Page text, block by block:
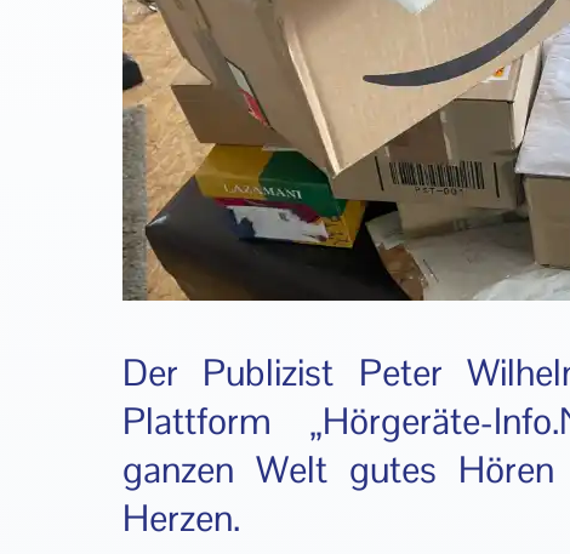
Der Publizist Peter
Plattform „Hörgeräte-
ganzen Welt gutes
Herzen.